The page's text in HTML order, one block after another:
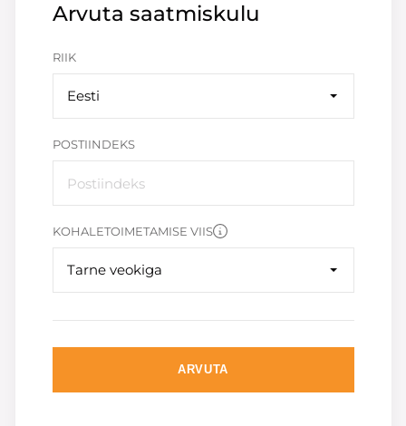
Arvuta saatmiskulu
RIIK
Eesti
POSTIINDEKS
KOHALETOIMETAMISE VIIS
Tarne veokiga
ARVUTA